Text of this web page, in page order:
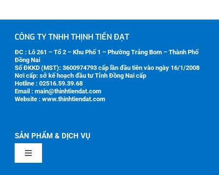
CÔNG TY TNHH THỊNH TIẾN ĐẠT
ĐC : Lô 261 – Tổ 2 – Khu Phố 1 – Phường Trảng Bom – Thành Phố
Đồng Nai
Số ĐKKD (MST): 3600974793 cấp lần đầu tiên vào ngày 16/1/2008
Nơi cấp: sở kế hoạch đầu tư Tỉnh Đồng Nai cấp
Hotline : 02516.59.39.68
Email : main@thinhtiendat.com
Website : www.thinhtiendat.com
SẢN PHẨM & DỊCH VỤ
Toggle